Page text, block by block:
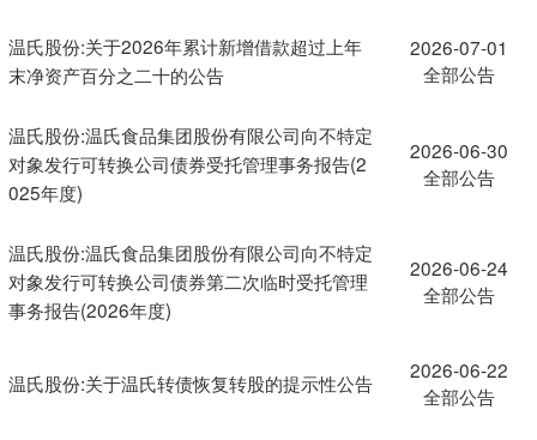
温氏股份:关于2026年累计新增借款超过上年
末净资产百分之二十的公告
2026-07-01
全部公告
温氏股份:温氏食品集团股份有限公司向不特定
对象发行可转换公司债券受托管理事务报告(2
025年度)
2026-06-30
全部公告
温氏股份:温氏食品集团股份有限公司向不特定
对象发行可转换公司债券第二次临时受托管理
事务报告(2026年度)
2026-06-24
全部公告
温氏股份:关于温氏转债恢复转股的提示性公告
2026-06-22
全部公告